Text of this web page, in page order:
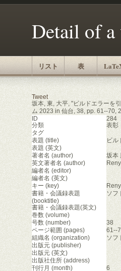
Detail of
リスト 表
Tweet
坂本, 東, 大平, "ビルドエラーを
ム 2023 in 仙台, 38, pp. 61--70,
ID
284
分類
表彰
タグ
表題 (title)
ビル
表題 (英文)
著者名 (author)
坂本
英文著者名 (author)
編者名 (editor)
編者名 (英文)
キー (key)
書籍・会議録表題
(booktitle)
ソフ
書籍・会議録表題(英文)
巻数 (volume)
号数 (number)
38
ページ範囲 (pages)
61--
組織名 (organization)
ソフ
出版元 (publisher)
出版元 (英文)
出版社住所 (address)
刊行月 (month)
6